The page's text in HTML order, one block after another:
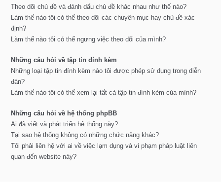
Theo dõi chủ đề và đánh dấu chủ đề khác nhau như thế nào?
Làm thế nào tôi có thể theo dõi các chuyên mục hay chủ đề xác
định?
Làm thế nào tôi có thể ngưng việc theo dõi của mình?
Những câu hỏi về tập tin đính kèm
Những loại tập tin đính kèm nào tôi được phép sử dụng trong diễn
đàn?
Làm thế nào tôi có thể xem lại tất cả tập tin đính kèm của mình?
Những câu hỏi về hệ thống phpBB
Ai đã viết và phát triển hệ thống này?
Tại sao hệ thống không có những chức năng khác?
Tôi phải liên hệ với ai về việc lạm dụng và vi phạm pháp luật liên
quan đến website này?